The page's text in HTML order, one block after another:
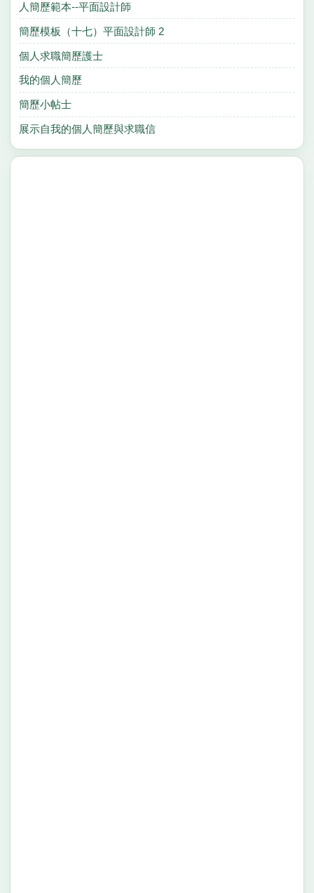
人簡歷範本--平面設計師
簡歷模板（十七）平面設計師 2
個人求職簡歷護士
我的個人簡歷
簡歷小帖士
展示自我的個人簡歷與求職信